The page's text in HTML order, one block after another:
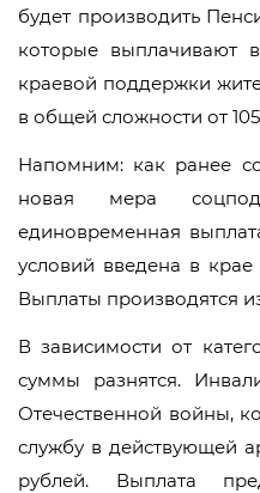
будет производить
которые выплачивают
краевой поддержки
в общей сложности от
Напомним: как ранее
новая мера
единовременная
условий введена в
Выплаты производятся
В зависимости от
суммы разнятся.
Отечественной войны,
службу в действующей
рублей. Выплата